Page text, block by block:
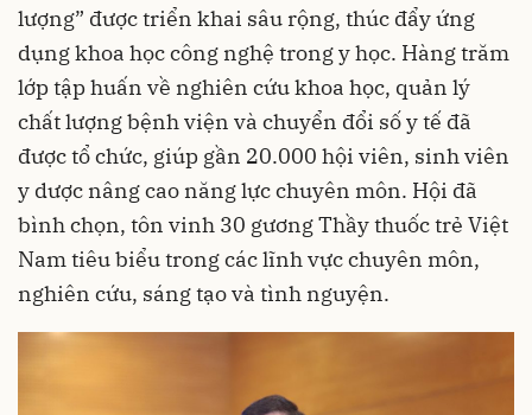
lượng” được triển khai sâu rộng, thúc đẩy ứng
dụng khoa học công nghệ trong y học. Hàng trăm
lớp tập huấn về nghiên cứu khoa học, quản lý
chất lượng bệnh viện và chuyển đổi số y tế đã
được tổ chức, giúp gần 20.000 hội viên, sinh viên
y dược nâng cao năng lực chuyên môn. Hội đã
bình chọn, tôn vinh 30 gương Thầy thuốc trẻ Việt
Nam tiêu biểu trong các lĩnh vực chuyên môn,
nghiên cứu, sáng tạo và tình nguyện.